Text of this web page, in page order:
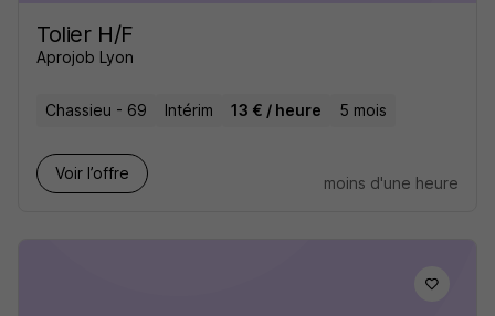
Tolier H/F
Aprojob Lyon
Chassieu - 69 Intérim 13 € / heure 5 mois
Voir l’offre
moins d'une heure